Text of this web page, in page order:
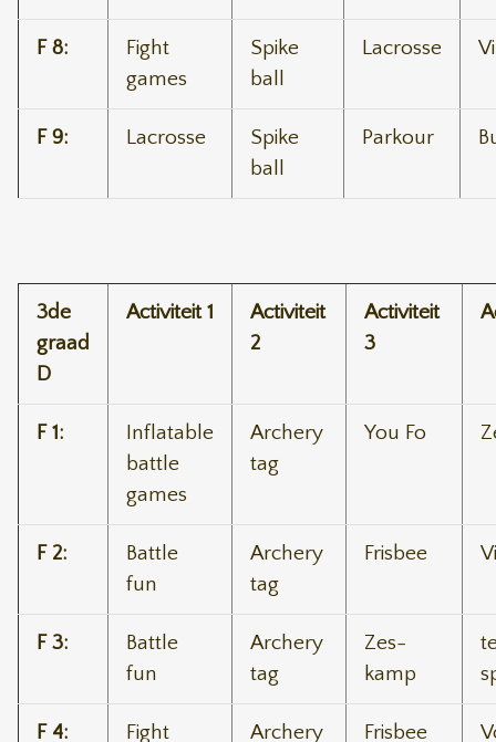
F 8:
Fight
games
Spike
ball
Lacrosse
F 9: Lacrosse
Spike
ball
Parkour
3de
graad
D
Activiteit 1
Activiteit
2
Activiteit
3
F 1:
Inflatable
battle
games
Archery
tag
You Fo
F 2:
Battle
fun
Archery
tag
Frisbee
F 3:
Battle
fun
Archery
tag
Zes-
kamp
F 4:
Fight
Archery
Frisbee